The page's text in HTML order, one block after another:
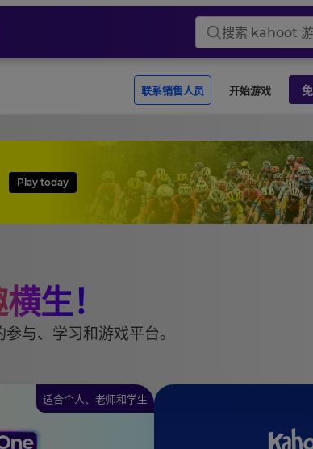
搜
索
kahoot
联系销售人员 开始游戏
Play today
生！
与、学习和游戏平台。
适合个人、老师和学生